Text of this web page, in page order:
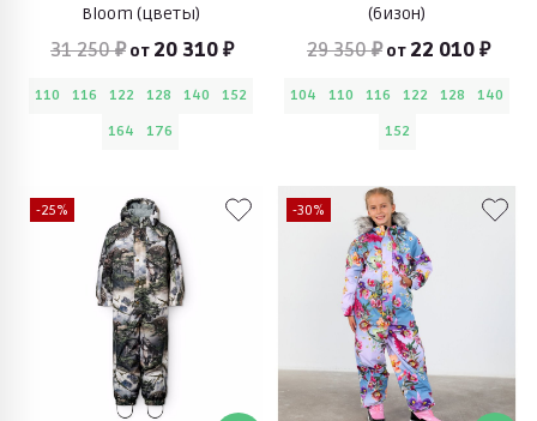
Bloom (цветы)
31 250 ₽ от 20 310 ₽
110 116 122 128 140
152
164
176
(бизон)
29 350 ₽ от 22 010 ₽
104 110 116 122 128
140
152
-25% -30%